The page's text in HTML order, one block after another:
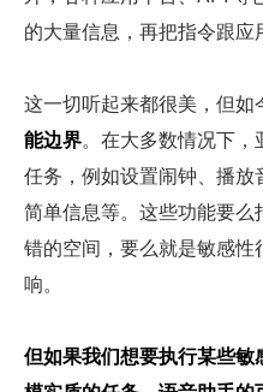
的大量信息，再把指令跟应
这一切听起来都很美，但如
能边界。在大多数情况下
任务，例如设置闹钟、播
简单信息等。这些功能要
错的空间，要么就是敏感
响。
但如果我们想要执行某些